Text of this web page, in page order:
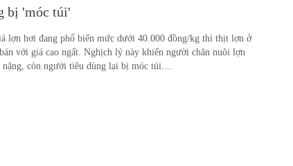
bị 'móc túi'
lợn hơi đang phổ biến mức dưới 40.000 đồng/kg thì thịt lợn ở
với giá cao ngất. Nghịch lý này khiến người chăn nuôi lợn
nặng, còn người tiêu dùng lại bị móc túi....